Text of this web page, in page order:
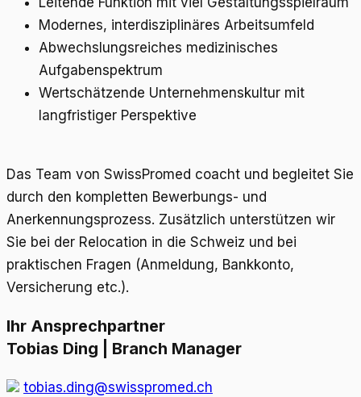
Modernes, interdisziplinäres Arbeitsumfeld
Abwechslungsreiches medizinisches
Aufgabenspektrum
Wertschätzende Unternehmenskultur mit
langfristiger Perspektive
Das Team von SwissPromed coacht und begleitet Sie
durch den kompletten Bewerbungs- und
Anerkennungsprozess. Zusätzlich unterstützen wir
Sie bei der Relocation in die Schweiz und bei
praktischen Fragen (Anmeldung, Bankkonto,
Versicherung etc.).
Ihr Ansprechpartner
Tobias Ding | Branch Manager
tobias.ding@swisspromed.ch